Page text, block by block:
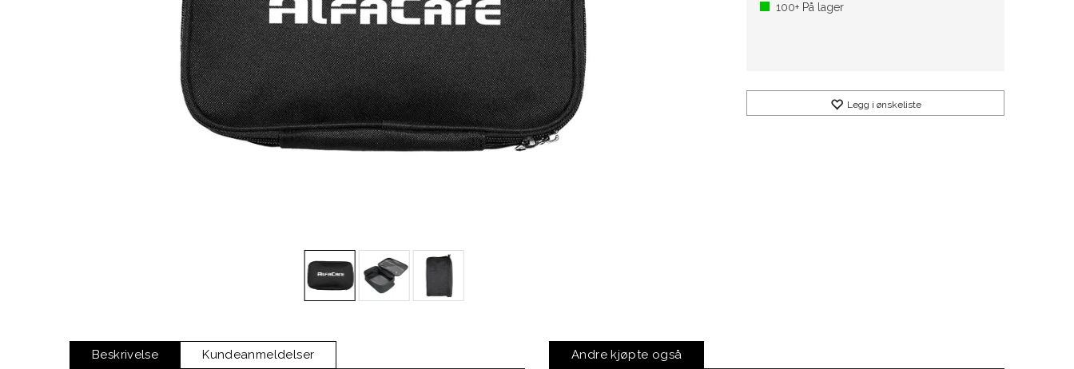
100+ På lager
Legg i ønskeliste
Beskrivelse Kundeanmeldelser Andre kjøpte også